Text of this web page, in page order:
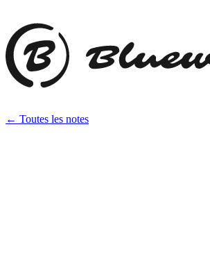
← Toutes les notes